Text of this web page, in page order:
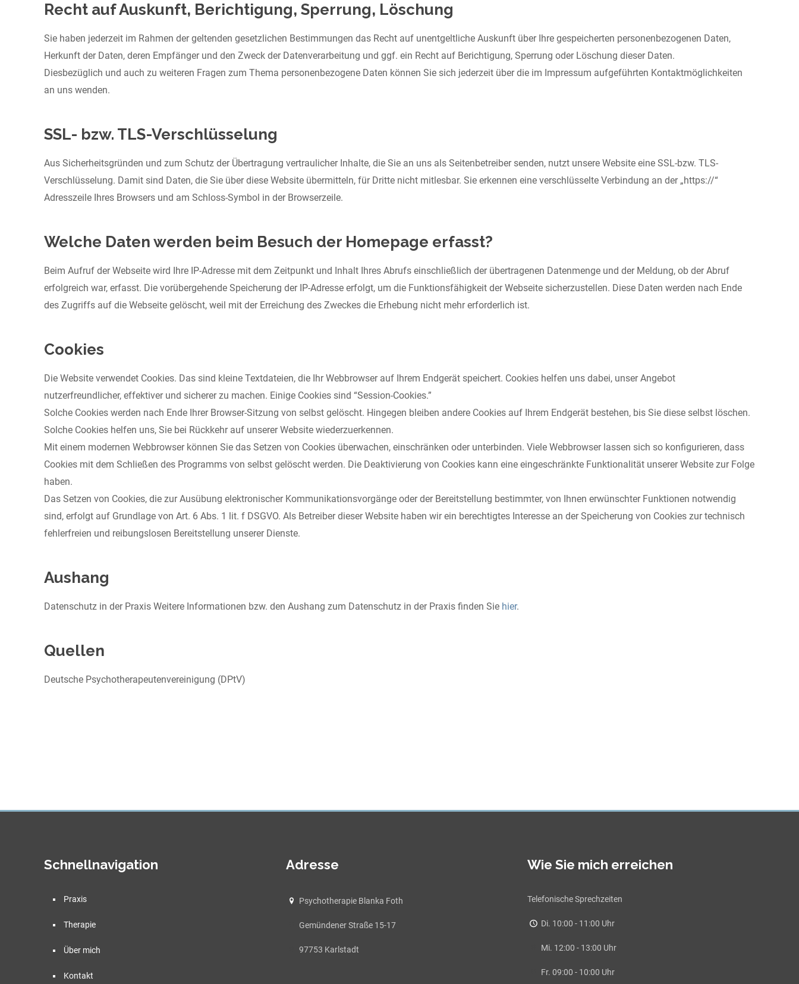
Recht auf Auskunft, Berichtigung, Sperrung, Löschung
Sie haben jederzeit im Rahmen der geltenden gesetzlichen Bestimmungen das Recht auf unentgeltliche Auskunft über Ihre gespeicherten personenbezogenen Daten,
Herkunft der Daten, deren Empfänger und den Zweck der Datenverarbeitung und ggf. ein Recht auf Berichtigung, Sperrung oder Löschung dieser Daten.
Diesbezüglich und auch zu weiteren Fragen zum Thema personenbezogene Daten können Sie sich jederzeit über die im Impressum aufgeführten Kontaktmöglichkeiten
an uns wenden.
SSL- bzw. TLS-Verschlüsselung
Aus Sicherheitsgründen und zum Schutz der Übertragung vertraulicher Inhalte, die Sie an uns als Seitenbetreiber senden, nutzt unsere Website eine SSL-bzw. TLS-
Verschlüsselung. Damit sind Daten, die Sie über diese Website übermitteln, für Dritte nicht mitlesbar. Sie erkennen eine verschlüsselte Verbindung an der „https://“
Adresszeile Ihres Browsers und am Schloss-Symbol in der Browserzeile.
Welche Daten werden beim Besuch der Homepage erfasst?
Beim Aufruf der Webseite wird Ihre IP-Adresse mit dem Zeitpunkt und Inhalt Ihres Abrufs einschließlich der übertragenen Datenmenge und der Meldung, ob der Abruf
erfolgreich war, erfasst. Die vorübergehende Speicherung der IP-Adresse erfolgt, um die Funktionsfähigkeit der Webseite sicherzustellen. Diese Daten werden nach Ende
des Zugriffs auf die Webseite gelöscht, weil mit der Erreichung des Zweckes die Erhebung nicht mehr erforderlich ist.
Cookies
Die Website verwendet Cookies. Das sind kleine Textdateien, die Ihr Webbrowser auf Ihrem Endgerät speichert. Cookies helfen uns dabei, unser Angebot
nutzerfreundlicher, effektiver und sicherer zu machen. Einige Cookies sind “Session-Cookies.”
Solche Cookies werden nach Ende Ihrer Browser-Sitzung von selbst gelöscht. Hingegen bleiben andere Cookies auf Ihrem Endgerät bestehen, bis Sie diese selbst löschen.
Solche Cookies helfen uns, Sie bei Rückkehr auf unserer Website wiederzuerkennen.
Mit einem modernen Webbrowser können Sie das Setzen von Cookies überwachen, einschränken oder unterbinden. Viele Webbrowser lassen sich so konfigurieren, dass
Cookies mit dem Schließen des Programms von selbst gelöscht werden. Die Deaktivierung von Cookies kann eine eingeschränkte Funktionalität unserer Website zur Folge
haben.
Das Setzen von Cookies, die zur Ausübung elektronischer Kommunikationsvorgänge oder der Bereitstellung bestimmter, von Ihnen erwünschter Funktionen notwendig
sind, erfolgt auf Grundlage von Art. 6 Abs. 1 lit. f DSGVO. Als Betreiber dieser Website haben wir ein berechtigtes Interesse an der Speicherung von Cookies zur technisch
fehlerfreien und reibungslosen Bereitstellung unserer Dienste.
Aushang
Datenschutz in der Praxis Weitere Informationen bzw. den Aushang zum Datenschutz in der Praxis finden Sie hier.
Quellen
Deutsche Psychotherapeutenvereinigung (DPtV)
Schnellnavigation
Praxis
Therapie
Über mich
Kontakt
Adresse
Psychotherapie Blanka Foth
Gemündener Straße 15-17
97753 Karlstadt
Wie Sie mich erreichen
Telefonische Sprechzeiten
Di. 10:00 - 11:00 Uhr
Mi. 12:00 - 13:00 Uhr
Fr. 09:00 - 10:00 Uhr